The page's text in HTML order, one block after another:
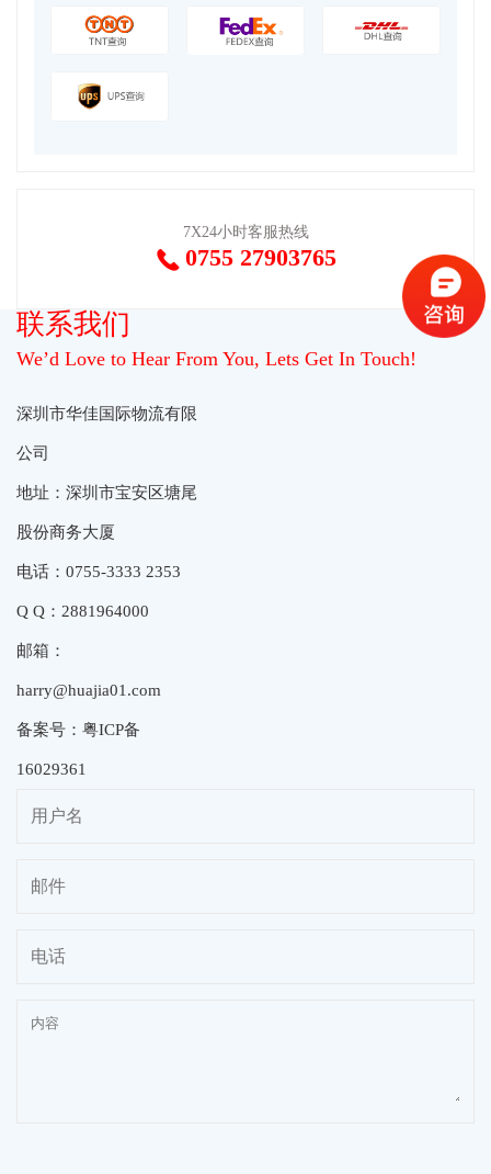
7X24小时客服热线
 0755 27903765
联系我们
We’d Love to Hear From You, Lets Get In Touch!
深圳市华佳国际物流有限
公司
地址：深圳市宝安区塘尾
股份商务大厦
电话：0755-3333 2353
Q Q：2881964000
邮箱：
harry@huajia01.com
备案号：粤ICP备
16029361